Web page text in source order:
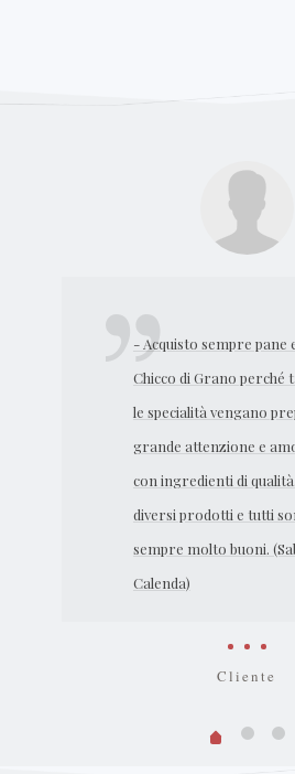
- Acquisto sempre pane
Chicco di Grano perché
le specialità vengano
grande attenzione e
con ingredienti di
diversi prodotti e tutti
sempre molto buoni.
Calenda)
Cliente